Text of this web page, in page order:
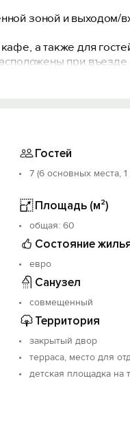
зоной и выходом/
а также для
при въезде
(для гостей
Гостей
7 (6 основных места,
Площадь (м²)
oбщая: 60
Состояние
евро
Санузел
совмещенный
Территория
закрытый двор
терраса, место для
детская площадка на